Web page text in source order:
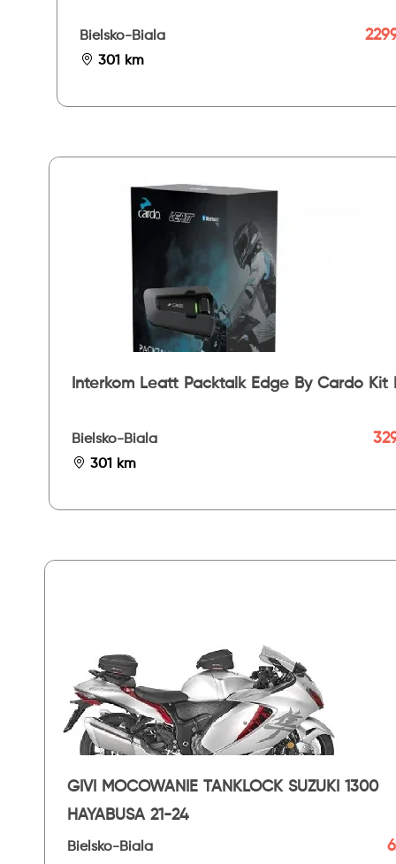
Bielsko-Biala
301 km
Interkom Leatt Packtalk Edge By Cardo Kit
Bielsko-Biala
301 km
GIVI MOCOWANIE TANKLOCK SUZUKI 1300
HAYABUSA 21-24
Bielsko-Biala